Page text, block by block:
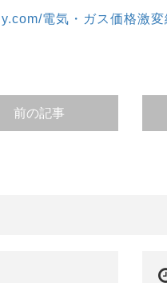
電気・ガス価格激
前の記事